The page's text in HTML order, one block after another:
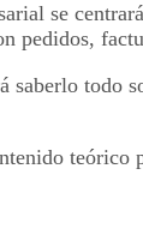
se
pedidos,
saberlo todo
teórico